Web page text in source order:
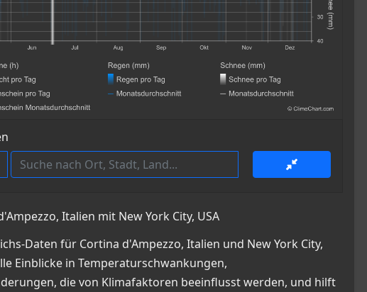
Italien mit New York City, USA
Daten für Cortina d'Ampezzo, Italien und New York City,
Einblicke in Temperaturschwankungen,
die von Klimafaktoren beeinflusst werden, und hilft